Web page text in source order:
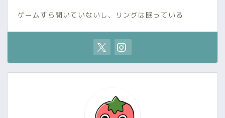
ゲームすら開いていないし、リングは眠っている